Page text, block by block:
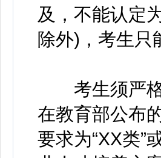
及，不能认定
除外)，考生只
考生须严格
在教育部公布
要求为“XX类”